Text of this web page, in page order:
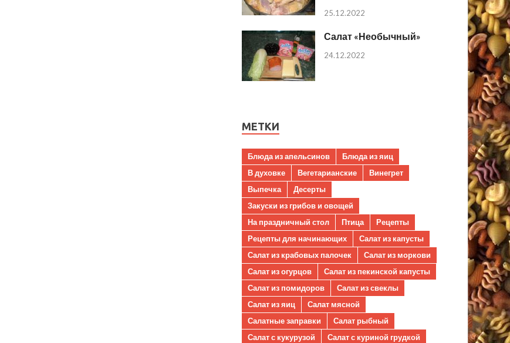
25.12.2022
Салат «Необычный»
24.12.2022
МЕТКИ
Блюда из апельсинов
Блюда из яиц
В духовке
Вегетарианские
Винегрет
Выпечка
Десерты
Закуски из грибов и овощей
На праздничный стол
Птица
Рецепты
Рецепты для начинающих
Салат из капусты
Салат из крабовых палочек
Салат из моркови
Салат из огурцов
Салат из пекинской капусты
Салат из помидоров
Салат из свеклы
Салат из яиц
Салат мясной
Салатные заправки
Салат рыбный
Салат с кукурузой
Салат с куриной грудкой